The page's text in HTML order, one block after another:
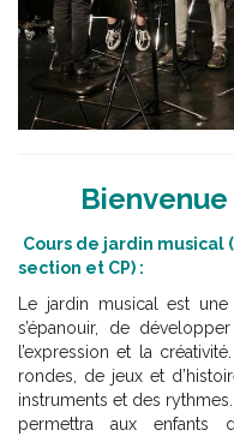
Cours de jardin
section et CP) :
Le jardin musical est
s’épanouir, de
l’expression et la
rondes, de jeux et
instruments et des
permettra aux